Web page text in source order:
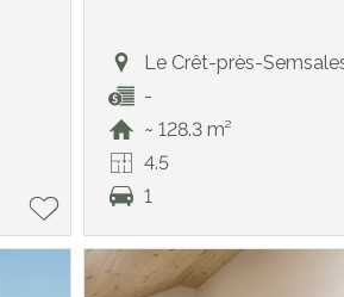
Le Crêt-près-
-
~ 128.3 m²
4.5
1